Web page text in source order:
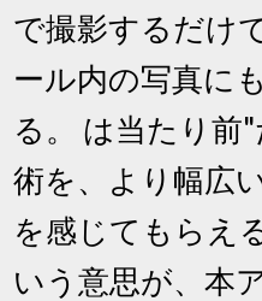
で撮影するだけ
ール内の写真に
る。 は当たり前
術を、より幅広
を感じてもらえ
いう意思が、本